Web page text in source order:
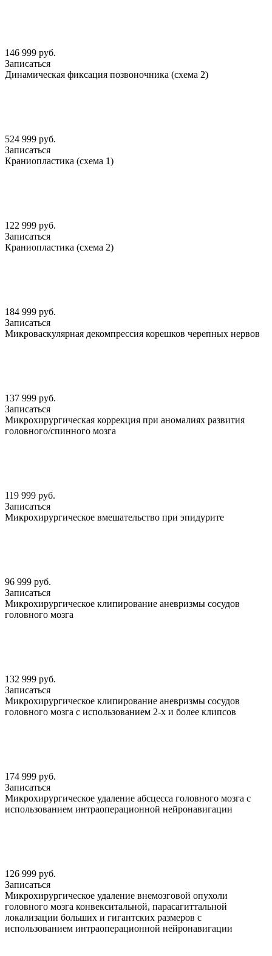
146 999 руб.
Записаться
Динамическая фиксация позвоночника (схема 2)
524 999 руб.
Записаться
Краниопластика (схема 1)
122 999 руб.
Записаться
Краниопластика (схема 2)
184 999 руб.
Записаться
Микроваскулярная декомпрессия корешков черепных нервов
137 999 руб.
Записаться
Микрохирургическая коррекция при аномалиях развития
головного/спинного мозга
119 999 руб.
Записаться
Микрохирургическое вмешательство при эпидурите
96 999 руб.
Записаться
Микрохирургическое клипирование аневризмы сосудов
головного мозга
132 999 руб.
Записаться
Микрохирургическое клипирование аневризмы сосудов
головного мозга с использованием 2-х и более клипсов
174 999 руб.
Записаться
Микрохирургическое удаление абсцесса головного мозга с
использованием интраоперационной нейронавигации
126 999 руб.
Записаться
Микрохирургическое удаление внемозговой опухоли
головного мозга конвекситальной, парасагиттальной
локализации больших и гигантских размеров с
использованием интраоперационной нейронавигации